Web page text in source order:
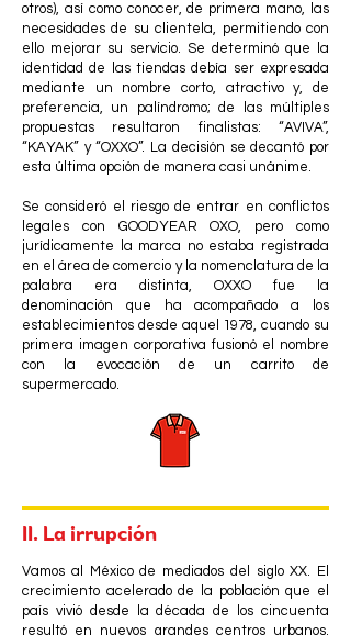
otros), así como conocer, de primera mano, las
necesidades de su clientela, permitiendo con
ello mejorar su servicio. Se determinó que la
identidad de las tiendas debía ser expresada
mediante un nombre corto, atractivo y, de
preferencia, un palíndromo; de las múltiples
propuestas resultaron finalistas: “AVIVA”,
“KAYAK” y “OXXO”. La decisión se decantó por
esta última opción de manera casi unánime.
Se consideró el riesgo de entrar en conflictos
legales con GOODYEAR OXO, pero como
jurídicamente la marca no estaba registrada
en el área de comercio y la nomenclatura de la
palabra era distinta, OXXO fue la
denominación que ha acompañado a los
establecimientos desde aquel 1978, cuando su
primera imagen corporativa fusionó el nombre
con la evocación de un carrito de
supermercado.
II. La irrupción
Vamos al México de mediados del siglo XX. El
crecimiento acelerado de la población que el
país vivió desde la década de los cincuenta
resultó en nuevos grandes centros urbanos.